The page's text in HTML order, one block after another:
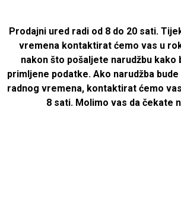
Prodajni ured radi od 8 do 20 sati.
vremena kontaktirat ćemo vas u
nakon što pošaljete narudžbu
primljene podatke. Ako narudžba
radnog vremena, kontaktirat ćemo
8 sati. Molimo vas da čekate